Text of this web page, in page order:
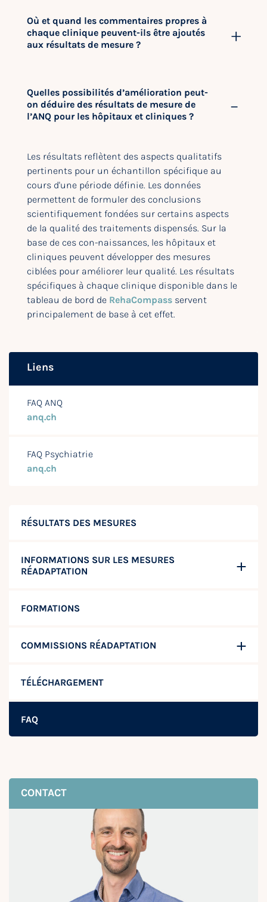
RÉSULTATS DES MESURES
INFORMATIONS SUR LES MESURES
RÉADAPTATION
FORMATIONS
COMMISSIONS RÉADAPTATION
TÉLÉCHARGEMENT
FAQ
CONTACT
Où et quand les commentaires propres à
chaque clinique peuvent-ils être ajoutés
aux résultats de mesure ?
Quelles possibilités d’amélioration peut-
on déduire des résultats de mesure de
l’ANQ pour les hôpitaux et cliniques ?
Les résultats reflètent des aspects qualitatifs
pertinents pour un échantillon spécifique au
cours d'une période définie. Les données
permettent de formuler des conclusions
scientifiquement fondées sur certains aspects
de la qualité des traitements dispensés. Sur la
base de ces con-naissances, les hôpitaux et
cliniques peuvent développer des mesures
ciblées pour améliorer leur qualité. Les résultats
spécifiques à chaque clinique disponible dans le
tableau de bord de RehaCompass servent
principalement de base à cet effet.
Liens
FAQ ANQ
anq.ch
FAQ Psychiatrie
anq.ch